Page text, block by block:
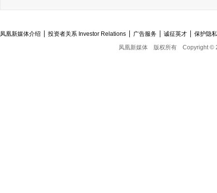
凤凰新媒体介绍 投资者关系 Investor Relations 广告服务 诚征英才
保护隐
凤凰新媒体
版权所有 Copyright ©